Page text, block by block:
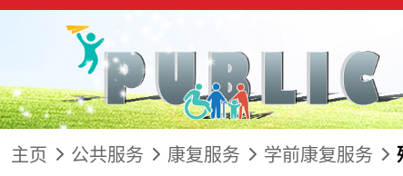
主页 公共服务 康复服务 学前康复服务